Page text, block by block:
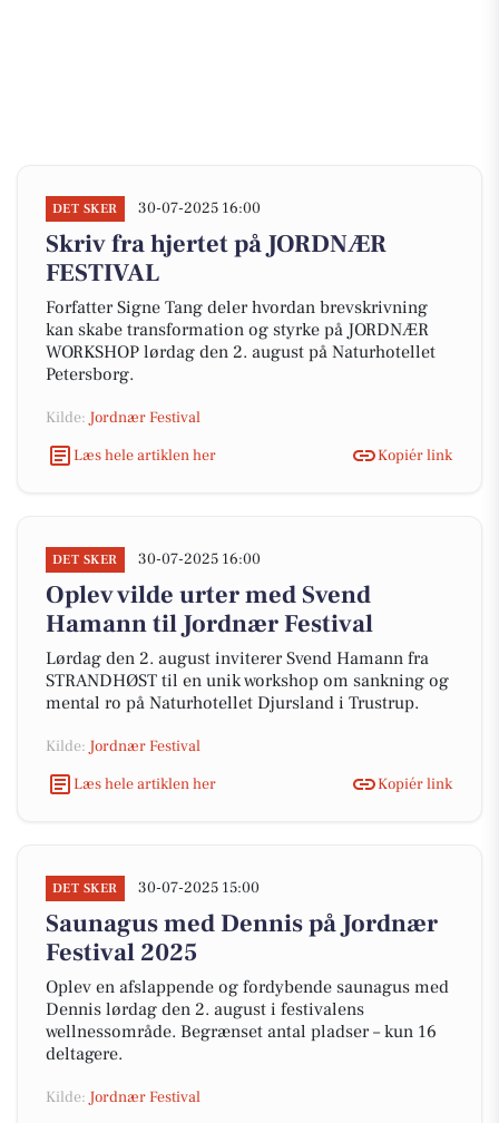
DET SKER 30-07-2025 16:00
Skriv fra hjertet på JORDNÆR
FESTIVAL
Forfatter Signe Tang deler hvordan brevskrivning
kan skabe transformation og styrke på JORDNÆR
WORKSHOP lørdag den 2. august på Naturhotellet
Petersborg.
Kilde: Jordnær Festival
Læs hele artiklen her
Kopiér link
DET SKER 30-07-2025 16:00
Oplev vilde urter med Svend
Hamann til Jordnær Festival
Lørdag den 2. august inviterer Svend Hamann fra
STRANDHØST til en unik workshop om sankning og
mental ro på Naturhotellet Djursland i Trustrup.
Kilde: Jordnær Festival
Læs hele artiklen her
Kopiér link
DET SKER 30-07-2025 15:00
Saunagus med Dennis på Jordnær
Festival 2025
Oplev en afslappende og fordybende saunagus med
Dennis lørdag den 2. august i festivalens
wellnessområde. Begrænset antal pladser – kun 16
deltagere.
Kilde: Jordnær Festival